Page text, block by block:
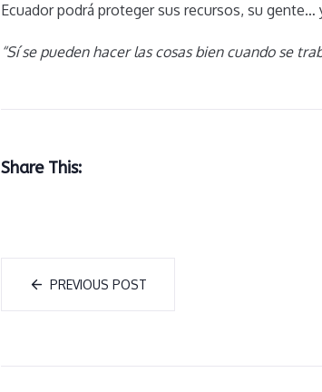
Ecuador podrá proteger sus recursos, su gente…
“Sí se pueden hacer las cosas bien cuando se
Share This:
PREVIOUS POST